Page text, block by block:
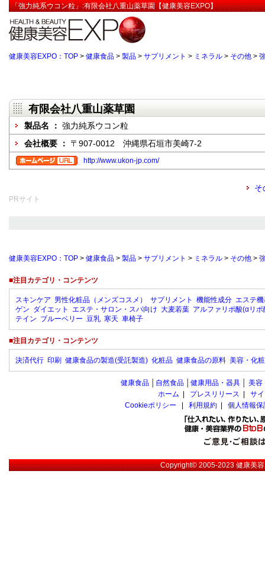
「強力純系ウコン粒」:有限会社八重山薬草園【健康美容EXPO】
健康美容EXPO：TOP > 健康食品 > 製品 > サプリメント > ミネラル > その他 >
有限会社八重山薬草園
製品名 ： 強力純系ウコン粒
会社概要 ： 〒907-0012 沖縄県石垣市美崎7-2
http://www.ukon-jp.com/
そ
PRサイト
健康美容EXPO：TOP > 健康食品 > 製品 > サプリメント > ミネラル > その他 >
■注目カテゴリ・コンテンツ
スキンケア 男性化粧品（メンズコスメ） サプリメント 機能性成分 エステ
ゲン ダイエット エステ・サロン・スパ向け 大麦若葉 アルファリポ酸(αリポ
テイン ブルーベリー 豆乳 寒天 車椅子
■注目カテゴリ・コンテンツ
決済代行 印刷 健康食品の製造(受託製造) 化粧品 健康食品の原料 美容・化
健康食品 自然食品 健康用品・器具 美容
ホーム
プレスリリース
サ
Cookieポリシー
利用規約 個人情報
Copyright© 2005-2023健康美